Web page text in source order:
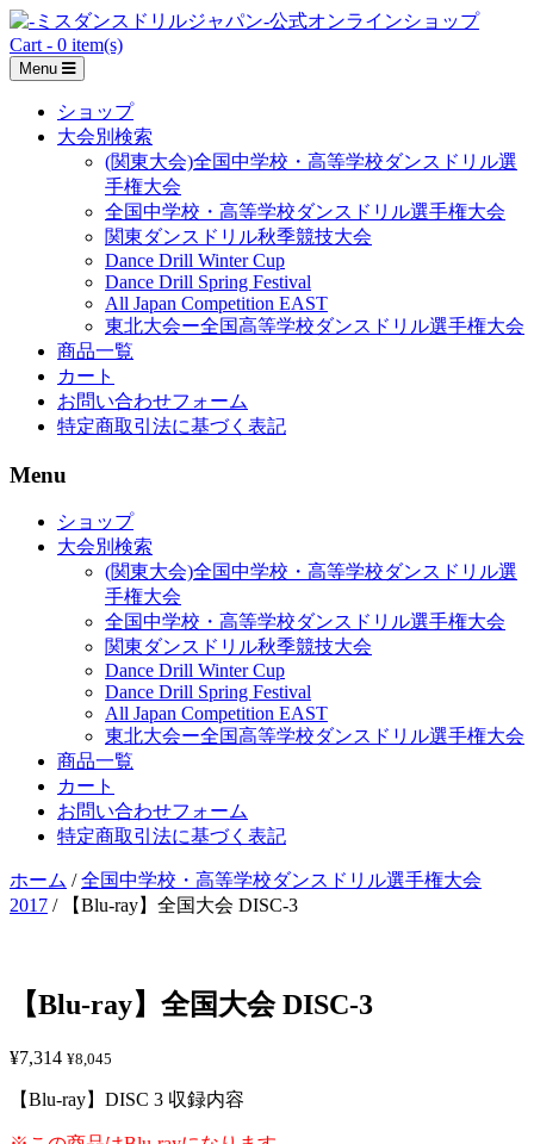
Skip
to
content
Cart - 0 item(s)
Menu
ショップ
大会別検索
(関東大会)全国中学校・高等学校ダンスドリル選
手権大会
全国中学校・高等学校ダンスドリル選手権大会
関東ダンスドリル秋季競技大会
Dance Drill Winter Cup
Dance Drill Spring Festival
All Japan Competition EAST
東北大会ー全国高等学校ダンスドリル選手権大会
商品一覧
カート
お問い合わせフォーム
特定商取引法に基づく表記
Menu
ショップ
大会別検索
(関東大会)全国中学校・高等学校ダンスドリル選
手権大会
全国中学校・高等学校ダンスドリル選手権大会
関東ダンスドリル秋季競技大会
Dance Drill Winter Cup
Dance Drill Spring Festival
All Japan Competition EAST
東北大会ー全国高等学校ダンスドリル選手権大会
商品一覧
カート
お問い合わせフォーム
特定商取引法に基づく表記
ホーム /全国中学校・高等学校ダンスドリル選手権大会
2017 / 【Blu-ray】全国大会 DISC-3
【Blu-ray】全国大会 DISC-3
¥7,314 ¥8,045
【Blu-ray】DISC 3 収録内容